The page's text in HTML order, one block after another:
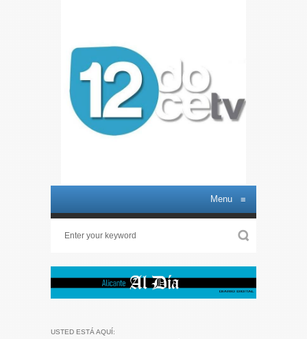
Menu ≡
USTED ESTÁ AQUÍ: